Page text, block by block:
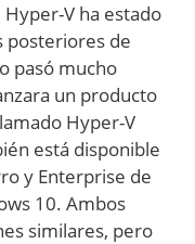
V ha estado
posteriores de
pasó mucho
un producto
Hyper-V
está disponible
y Enterprise de
10. Ambos
similares, pero